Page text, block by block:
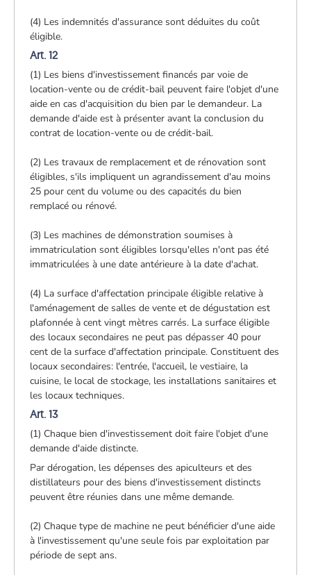
(4) Les indemnités d'assurance sont déduites du coût
éligible.
Art. 12
(1) Les biens d'investissement financés par voie de
location-vente ou de crédit-bail peuvent faire l'objet d'une
aide en cas d'acquisition du bien par le demandeur. La
demande d'aide est à présenter avant la conclusion du
contrat de location-vente ou de crédit-bail.
(2) Les travaux de remplacement et de rénovation sont
éligibles, s'ils impliquent un agrandissement d'au moins
25 pour cent du volume ou des capacités du bien
remplacé ou rénové.
(3) Les machines de démonstration soumises à
immatriculation sont éligibles lorsqu'elles n'ont pas été
immatriculées à une date antérieure à la date d'achat.
(4) La surface d'affectation principale éligible relative à
l'aménagement de salles de vente et de dégustation est
plafonnée à cent vingt mètres carrés. La surface éligible
des locaux secondaires ne peut pas dépasser 40 pour
cent de la surface d'affectation principale. Constituent des
locaux secondaires: l'entrée, l'accueil, le vestiaire, la
cuisine, le local de stockage, les installations sanitaires et
les locaux techniques.
Art. 13
(1) Chaque bien d'investissement doit faire l'objet d'une
demande d'aide distincte.
Par dérogation, les dépenses des apiculteurs et des
distillateurs pour des biens d'investissement distincts
peuvent être réunies dans une même demande.
(2) Chaque type de machine ne peut bénéficier d'une aide
à l'investissement qu'une seule fois par exploitation par
période de sept ans.